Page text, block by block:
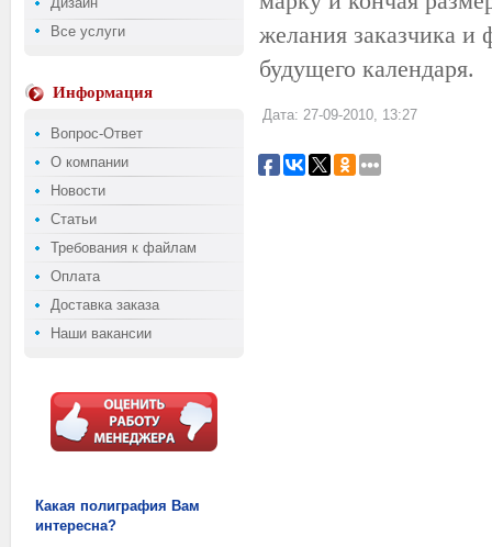
Все услуги
Информация
Вопрос-Ответ
О компании
Новости
Статьи
Требования к файлам
Оплата
Доставка заказа
Наши вакансии
Какая полиграфия Вам
интересна?
желания заказчика и
будущего календаря.
Дата: 27-09-2010, 13:27